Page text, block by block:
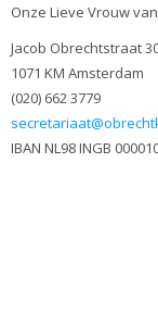
Onze Lieve Vrouw
Jacob Obrechtstraat
1071 KM Amsterdam
(020) 662 3779
IBAN NL98 INGB